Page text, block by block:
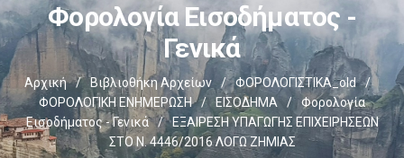
Φορολογία Εισοδήματος -
Γενικά
Αρχική / Βιβλιοθήκη Αρχείων / ΦΟΡΟΛΟΓΙΣΤΙΚΑ_old
/
ΦΟΡΟΛΟΓΙΚΗ ΕΝΗΜΕΡΩΣΗ
/ ΕΙΣΟΔΗΜΑ /
Φορολογία
Εισοδήματος - Γενικά
/
ΕΞΑΙΡΕΣΗ ΥΠΑΓΩΓΗΣ ΕΠΙΧΕΙΡΗΣΕΩΝ
ΣΤΟ Ν. 4446/2016 ΛΟΓΩ ΖΗΜΙΑΣ